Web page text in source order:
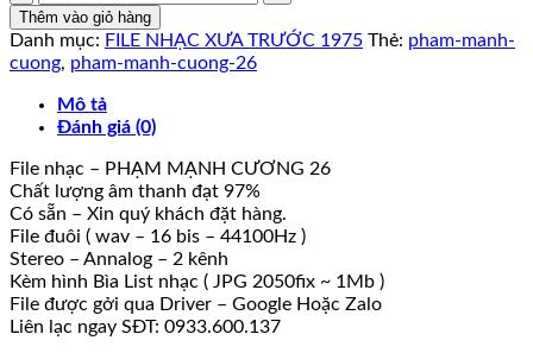
26
số
lượng
Thêm vào giỏ hàng
Danh mục: FILE NHẠC XƯA TRƯỚC 1975 Thẻ: pham-manh-
cuong, pham-manh-cuong-26
Mô tả
Đánh giá (0)
File nhạc – PHẠM MẠNH CƯƠNG 26
Chất lượng âm thanh đạt 97%
Có sẵn – Xin quý khách đặt hàng.
File đuôi ( wav – 16 bis – 44100Hz )
Stereo – Annalog – 2 kênh
Kèm hình Bìa List nhạc ( JPG 2050fix ~ 1Mb )
File được gởi qua Driver – Google Hoặc Zalo
Liên lạc ngay SĐT: 0933.600.137